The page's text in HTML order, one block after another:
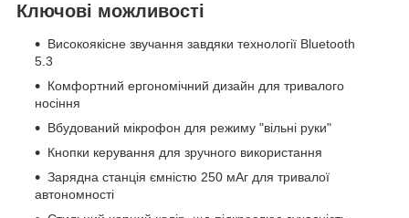
Ключові можливості
Високоякісне звучання завдяки технології Bluetooth
5.3
Комфортний ергономічний дизайн для тривалого
носіння
Вбудований мікрофон для режиму "вільні руки"
Кнопки керування для зручного використання
Зарядна станція ємністю 250 мАг для тривалої
автономності